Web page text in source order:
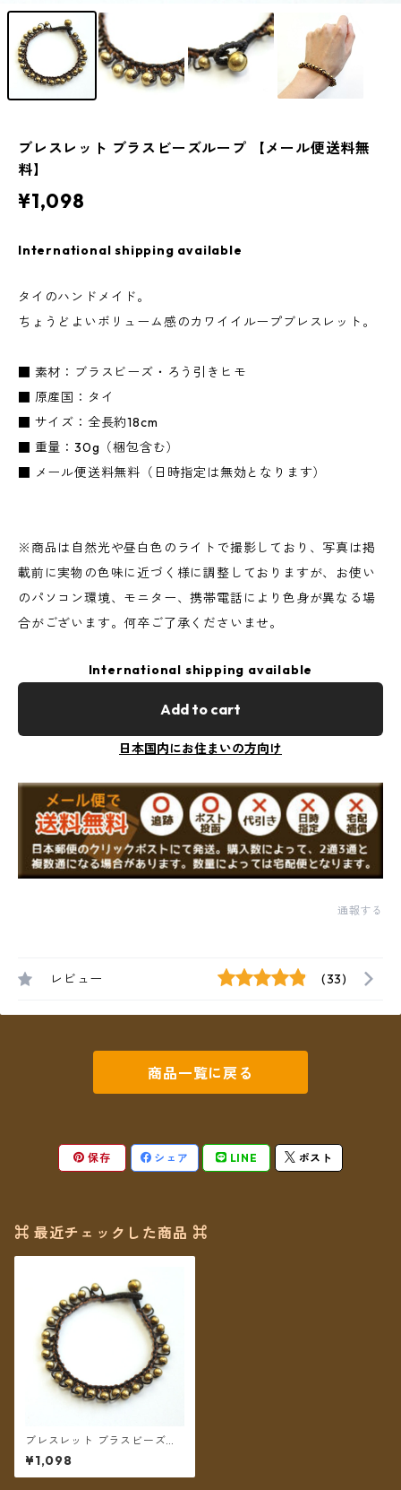
ブレスレット ブラスビーズループ 【メール便送料無
料】
¥1,098
International shipping available
タイのハンドメイド。
ちょうどよいボリューム感のカワイイループブレスレット。
■ 素材：ブラスビーズ・ろう引きヒモ
■ 原産国：タイ
■ サイズ：全長約18cm
■ 重量：30g（梱包含む）
■ メール便送料無料（日時指定は無効となります）
※商品は自然光や昼白色のライトで撮影しており、写真は掲
載前に実物の色味に近づく様に調整しておりますが、お使い
のパソコン環境、モニター、携帯電話により色身が異なる場
合がございます。何卒ご了承くださいませ。
International shipping available
Add to cart
日本国内にお住まいの方向け
通報する
レビュー (33)
商品一覧に戻る
保存 シェア LINE ポスト
⌘ 最近チェックした商品 ⌘
ブレスレット ブラスビーズル
ープ 【メール便送料無料】
¥1,098